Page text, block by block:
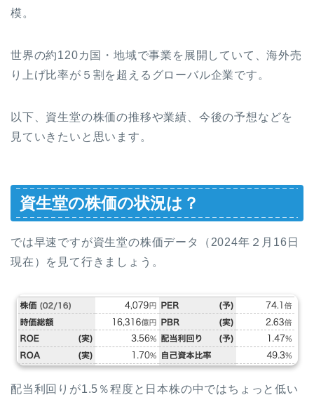
模。
世界の約120カ国・地域で事業を展開していて、海外売
り上げ比率が５割を超えるグローバル企業です。
以下、資生堂の株価の推移や業績、今後の予想などを
見ていきたいと思います。
資生堂の株価の状況は？
では早速ですが資生堂の株価データ（2024年２月16日
現在）を見て行きましょう。
配当利回りが1.5％程度と日本株の中ではちょっと低い